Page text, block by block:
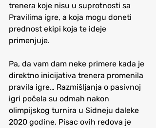
trenera koje nisu u suprotnosti sa
Pravilima igre, a koja mogu doneti
prednost ekipi koja te ideje
primenjuje.
Pa, da vam dam neke primere kada je
direktno inicijativa trenera promenila
pravila igre… Razmišljanja o pasivnoj
igri počela su odmah nakon
olimpijskog turnira u Sidneju daleke
2020 godine. Pisac ovih redova je